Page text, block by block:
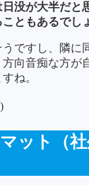
没が大半だと
ともあるでし
ですし、隣に
向音痴な方が
ね。
ット（